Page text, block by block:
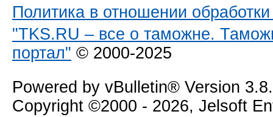
Политика в отношении
"TKS.RU – все о таможне.
портал" © 2000-2025
Powered by vBulletin® Version
Copyright ©2000 - 2026, Jelsoft